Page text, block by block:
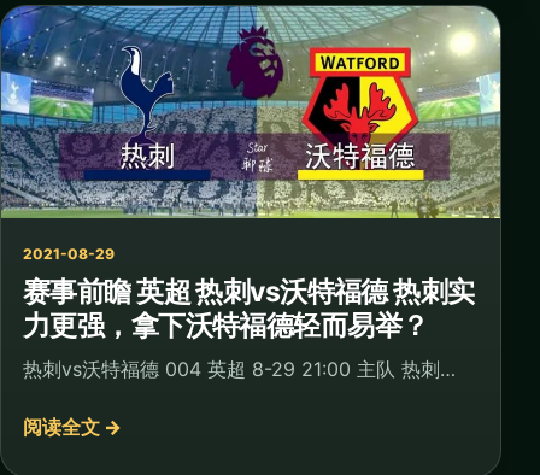
2021-08-29
赛事前瞻 英超 ​热刺vs沃特福德 热刺实
力更强，拿下沃特福德轻而易举？
热刺vs沃特福德 004 英超 8-29 21:00 主队 热刺…
阅读全文 →